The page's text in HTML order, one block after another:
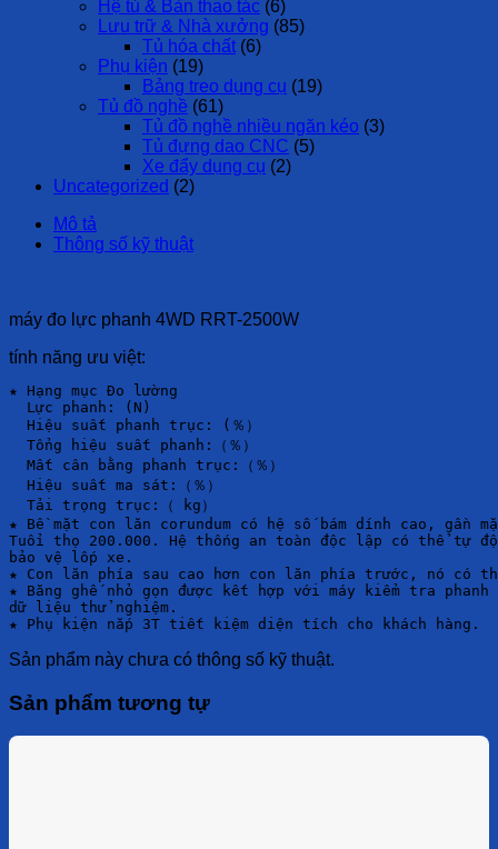
Hệ tủ & Bàn thao tác (6)
Lưu trữ & Nhà xưởng (85)
Tủ hóa chất (6)
Phụ kiện (19)
Bảng treo dụng cụ (19)
Tủ đồ nghề (61)
Tủ đồ nghề nhiều ngăn kéo (3)
Tủ đựng dao CNC (5)
Xe đẩy dụng cụ (2)
Uncategorized (2)
Mô tả
Thông số kỹ thuật
máy đo lực phanh 4WD RRT-2500W
tính năng ưu việt:
★ Hạng mục Đo lường
  Lực phanh: (N)
  Hiệu suất phanh trục: (％）
  Tổng hiệu suất phanh:（％）
  Mất cân bằng phanh trục:（％）
  Hiệu suất ma sát:（％）
  Tải trọng trục:（ kg）
★ Bề mặt con lăn corundum có hệ số bám dính cao, gần
Tuổi thọ 200.000. Hệ thống an toàn độc lập có thể tự
bảo vệ lốp xe.
★ Con lăn phía sau cao hơn con lăn phía trước, nó có
★ Băng ghế nhỏ gọn được kết hợp với máy kiểm tra
dữ liệu thử nghiệm.
★ Phụ kiện nắp 3T tiết kiệm diện tích cho khách hàng.
Sản phẩm này chưa có thông số kỹ thuật.
Sản phẩm tương tự